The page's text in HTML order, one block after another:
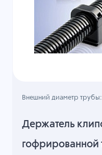
Держатель
гофрированной
Внешний диаметр